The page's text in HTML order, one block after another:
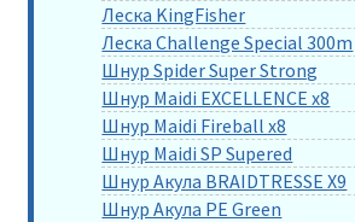
Леска KingFisher
Леска Challenge Special 300m
Шнур Spider Super Strong
Шнур Maidi EXCELLENCE x8
Шнур Maidi Fireball x8
Шнур Maidi SP Supered
Шнур Акула BRAIDTRESSE X9
Шнур Акула PE Green